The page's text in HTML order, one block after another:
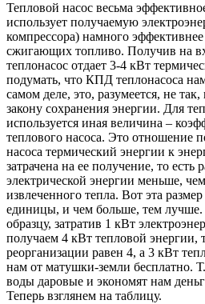
Тепловой насос весьма
использует получаемую
компрессора) намного
сжигающих топливо. Получив на
теплонасос отдает 3-4 кВт
подумать, что КПД теплонасоса
самом деле, это, разумеется, не
закону сохранения энергии. Для
используется иная величина –
теплового насоса. Это отношение
насоса термический энергии к
затрачена на ее получение, то есть
электрической энергии меньше,
извлеченного тепла. Вот эта
единицы, и чем больше, тем
образцу, затратив 1 кВт
получаем 4 кВт тепловой энергии,
реорганизации равен 4, а 3 кВт
нам от матушки-земли бесплатно.
воды даровые и экономят нам
Теперь взглянем на таблицу.